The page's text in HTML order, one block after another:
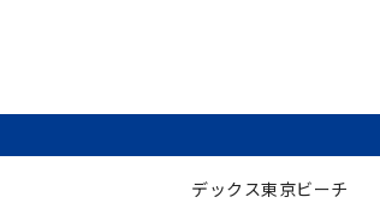
デックス東京ビーチ